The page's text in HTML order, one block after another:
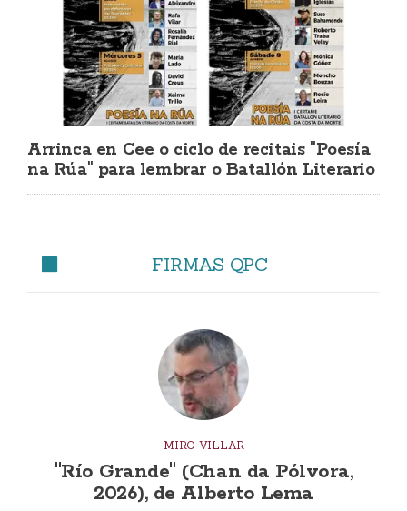
Arrinca en Cee o ciclo de recitais "Poesía
na Rúa" para lembrar o Batallón Literario
FIRMAS QPC
MIRO VILLAR
"Río Grande" (Chan da Pólvora,
2026), de Alberto Lema